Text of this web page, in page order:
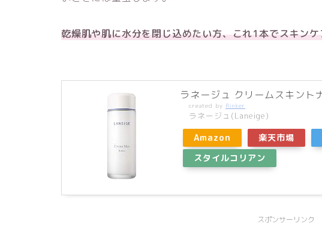
乾燥肌や肌に水分を閉じ込めたい方、これ1本でスキン
ラネージュ クリームスキント
created by Rinker
ラネージュ(Laneige)
Amazon 楽天市場
スタイルコリアン
スポンサーリンク